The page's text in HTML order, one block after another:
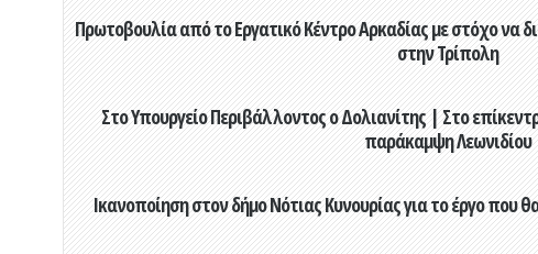
Πρωτοβουλία από το Εργατικό Κέντρο Αρκαδίας με στόχο να
στην Τρίπολη
Στο Υπουργείο Περιβάλλοντος ο Δολιανίτης | Στο
παράκαμψη Λεωνιδίου
Ικανοποίηση στον δήμο Νότιας Κυνουρίας για το έργο που